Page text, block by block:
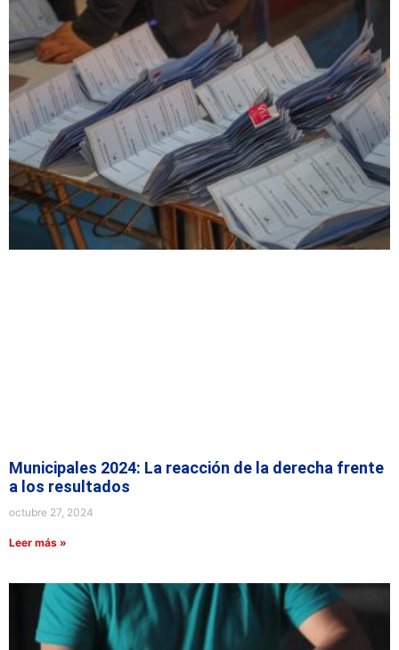
Municipales 2024: La reacción de la derecha frente
a los resultados
octubre 27, 2024
Leer más »